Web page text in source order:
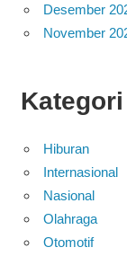
Desember
November
Kategori
Hiburan
Internasional
Nasional
Olahraga
Otomotif